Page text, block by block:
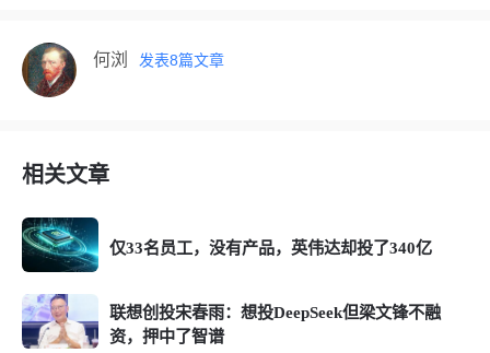
何浏 发表8篇文章
相关文章
仅33名员工，没有产品，英伟达却投了340亿
联想创投宋春雨：想投DeepSeek但梁文锋不融
资，押中了智谱